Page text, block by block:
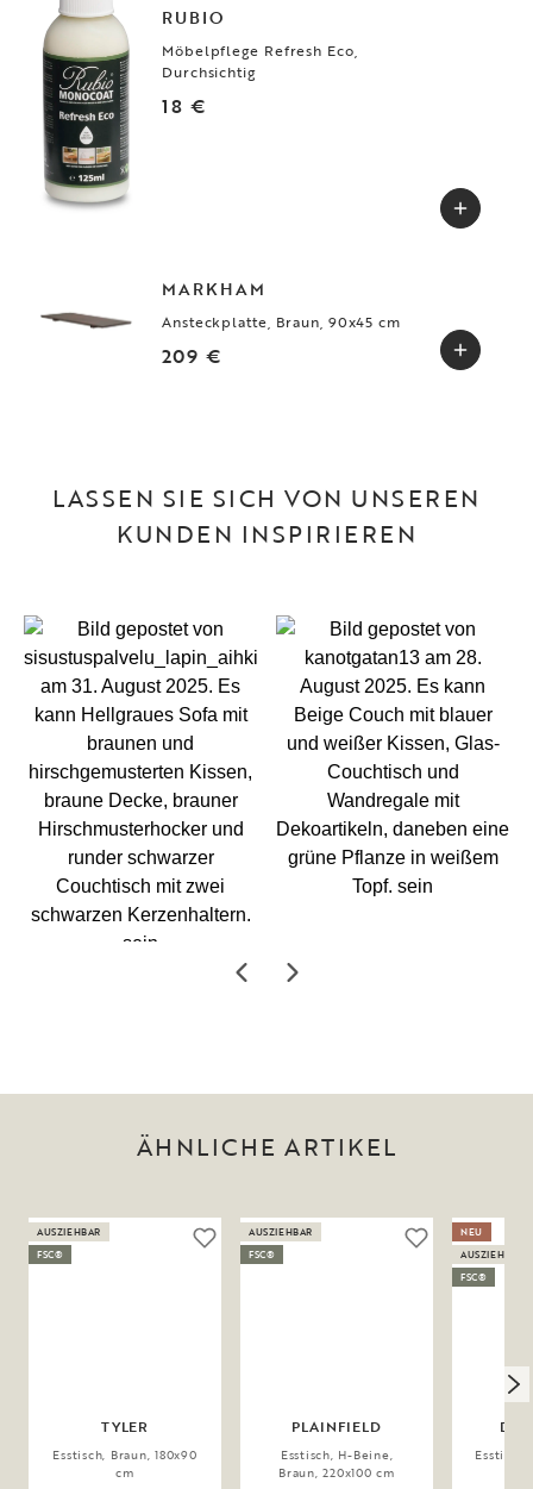
RUBIO
Möbelpflege Refresh Eco,
Durchsichtig
18 €
MARKHAM
Ansteckplatte, Braun, 90x45 cm
209 €
LASSEN SIE SICH VON UNSEREN
KUNDEN INSPIRIEREN
ÄHNLICHE ARTIKEL
TYLER
Esstisch, Braun, 180x90
cm
AUSZIEHBAR
FSC®
PLAINFIELD
Esstisch, H-Beine,
Braun, 220x100 cm
AUSZIEHBAR
FSC®
NEU
AUSZIEHBAR
FSC®